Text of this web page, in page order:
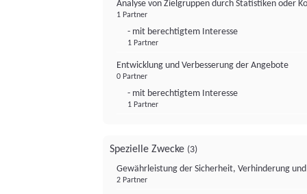
Analyse von Zielgruppen durch Statistiken oder
1 Partner
- mit berechtigtem Interesse
1 Partner
Entwicklung und Verbesserung der Angebote
0 Partner
- mit berechtigtem Interesse
1 Partner
Spezielle Zwecke (3)
Gewährleistung der Sicherheit, Verhinderung
2 Partner